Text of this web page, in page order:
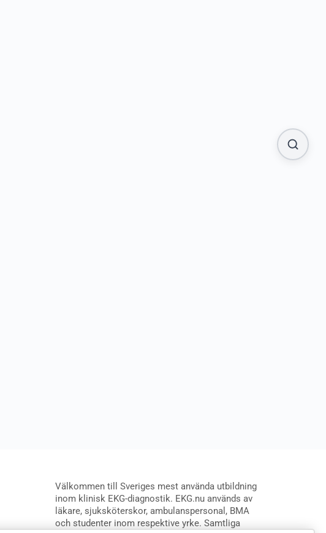
Välkommen till Sveriges mest använda utbildning
inom klinisk EKG-diagnostik. EKG.nu används av
läkare, sjuksköterskor, ambulanspersonal, BMA
och studenter inom respektive yrke. Samtliga